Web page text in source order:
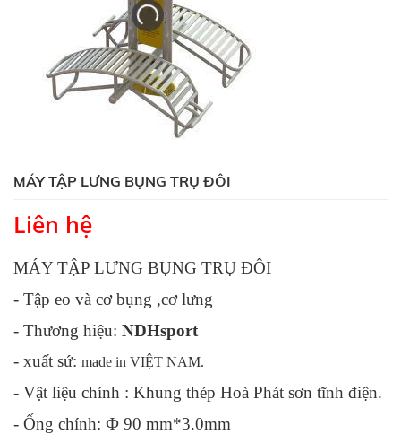
MÁY TẬP LƯNG BỤNG TRỤ ĐÔI
Liên hệ
MÁY TẬP LƯNG BỤNG TRỤ ĐÔI
- Tập eo và cơ bụng ,cơ lưng
- Thương hiệu: NDHsport
- xuất sứ: made in VIỆT NAM.
- Vật liệu chính : Khung thép Hoà Phát sơn tĩnh điện.
- Ống chính: Ф 90 mm*3.0mm